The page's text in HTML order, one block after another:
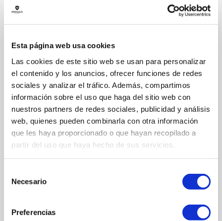
Esta página web usa cookies
Las cookies de este sitio web se usan para personalizar
el contenido y los anuncios, ofrecer funciones de redes
sociales y analizar el tráfico. Además, compartimos
información sobre el uso que haga del sitio web con
nuestros partners de redes sociales, publicidad y análisis
web, quienes pueden combinarla con otra información
que les haya proporcionado o que hayan recopilado a
partir del uso que haya hecho de sus servicios.
Necesario
Preferencias